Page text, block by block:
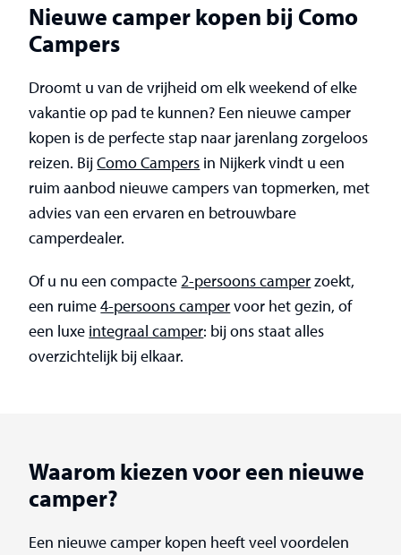
Nieuwe camper kopen bij Como
Campers
Droomt u van de vrijheid om elk weekend of elke
vakantie op pad te kunnen? Een nieuwe camper
kopen is de perfecte stap naar jarenlang zorgeloos
reizen. BijComo Campers in Nijkerk vindt u een
ruim aanbod nieuwe campers van topmerken, met
advies van een ervaren en betrouwbare
camperdealer.
Of u nu een compacte2-persoons camperzoekt,
een ruime4-persoons campervoor het gezin, of
een luxe integraal camper: bij ons staat alles
overzichtelijk bij elkaar.
Waarom kiezen voor een nieuwe
camper?
Een nieuwe camper kopen heeft veel voordelen